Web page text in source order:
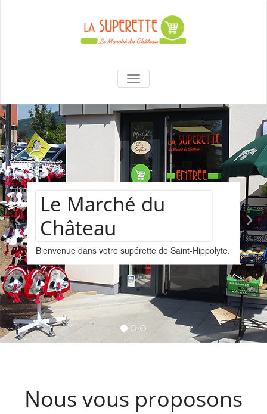
La Superette –
le marché du
château
AFFICHER/MASQUER LA
de Saint-Hippolyte.
vins
Nous vous proposons
provenant de la cave
Kintzheim-St-Hippolyte.
Nous vous proposons